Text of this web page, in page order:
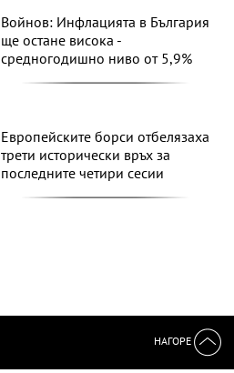
Войнов: Инфлацията в България
ще остане висока -
средногодишно ниво от 5,9%
Европейските борси отбелязаха
трети исторически връх за
последните четири сесии
НАГОРЕ